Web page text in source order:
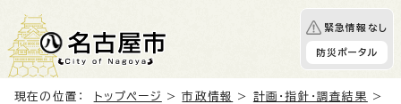
緊急情報なし
防災ポータル
現在の位置： トップページ >市政情報 > 計画・指針・調査結果
>